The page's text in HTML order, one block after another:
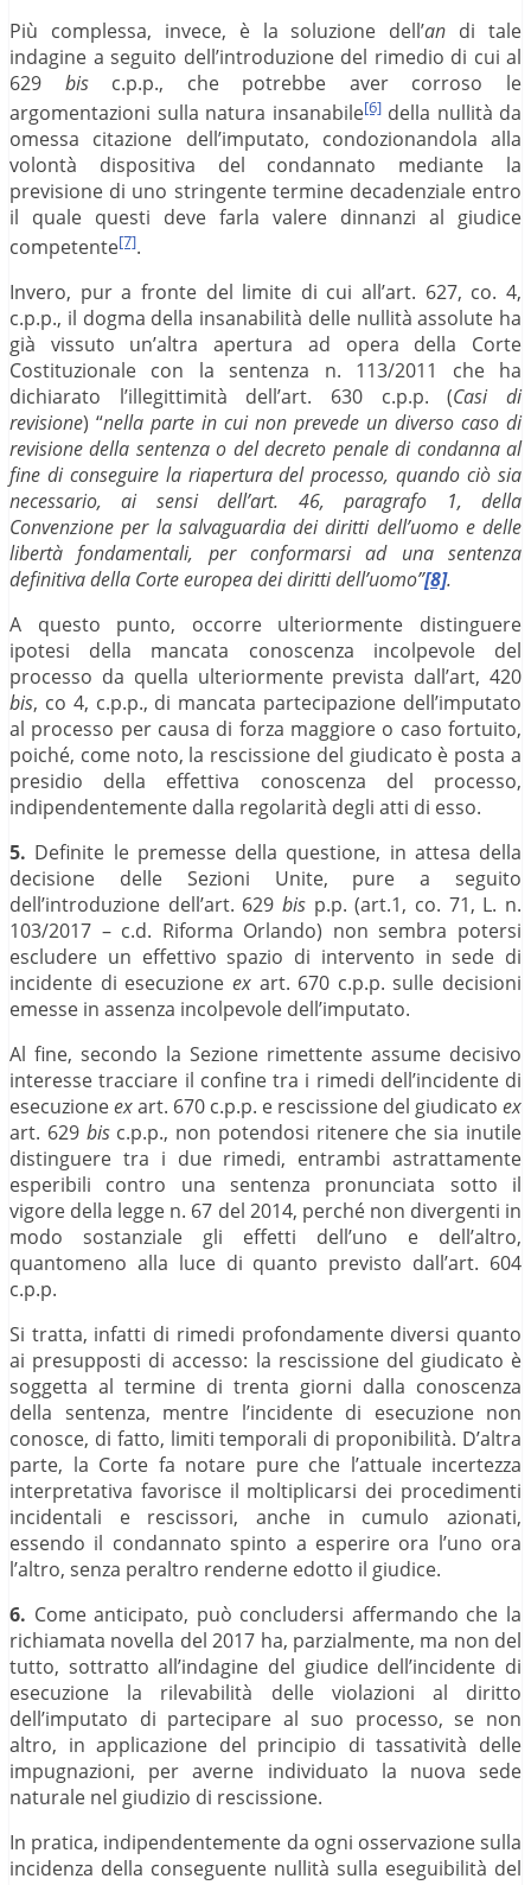
Più complessa, invece, è la soluzione dell’an di tale
indagine a seguito dell’introduzione del rimedio di cui al
629 bis c.p.p., che potrebbe aver corroso le
argomentazioni sulla natura insanabile[6]della nullità da
omessa citazione dell’imputato, condozionandola alla
volontà dispositiva del condannato mediante la
previsione di uno stringente termine decadenziale entro
il quale questi deve farla valere dinnanzi al giudice
competente[7].
Invero, pur a fronte del limite di cui all’art. 627, co. 4,
c.p.p., il dogma della insanabilità delle nullità assolute ha
già vissuto un’altra apertura ad opera della Corte
Costituzionale con la sentenza n. 113/2011 che ha
dichiarato l’illegittimità dell’art. 630 c.p.p. (Casi di
revisione) “nella parte in cui non prevede un diverso caso di
revisione della sentenza o del decreto penale di condanna al
fine di conseguire la riapertura del processo, quando ciò sia
necessario, ai sensi dell’art. 46, paragrafo 1, della
Convenzione per la salvaguardia dei diritti dell’uomo e delle
libertà fondamentali, per conformarsi ad una sentenza
definitiva della Corte europea dei diritti dell’uomo”[8].
A questo punto, occorre ulteriormente distinguere
ipotesi della mancata conoscenza incolpevole del
processo da quella ulteriormente prevista dall’art, 420
bis, co 4, c.p.p., di mancata partecipazione dell’imputato
al processo per causa di forza maggiore o caso fortuito,
poiché, come noto, la rescissione del giudicato è posta a
presidio della effettiva conoscenza del processo,
indipendentemente dalla regolarità degli atti di esso.
5. Definite le premesse della questione, in attesa della
decisione delle Sezioni Unite, pure a seguito
dell’introduzione dell’art. 629 bis p.p. (art.1, co. 71, L. n.
103/2017 – c.d. Riforma Orlando) non sembra potersi
escludere un effettivo spazio di intervento in sede di
incidente di esecuzione ex art. 670 c.p.p. sulle decisioni
emesse in assenza incolpevole dell’imputato.
Al fine, secondo la Sezione rimettente assume decisivo
interesse tracciare il confine tra i rimedi dell’incidente di
esecuzioneexart. 670 c.p.p. e rescissione del giudicato ex
art. 629 bisc.p.p., non potendosi ritenere che sia inutile
distinguere tra i due rimedi, entrambi astrattamente
esperibili contro una sentenza pronunciata sotto il
vigore della legge n. 67 del 2014, perché non divergenti in
modo sostanziale gli effetti dell’uno e dell’altro,
quantomeno alla luce di quanto previsto dall’art. 604
c.p.p.
Si tratta, infatti di rimedi profondamente diversi quanto
ai presupposti di accesso: la rescissione del giudicato è
soggetta al termine di trenta giorni dalla conoscenza
della sentenza, mentre l’incidente di esecuzione non
conosce, di fatto, limiti temporali di proponibilità. D’altra
parte, la Corte fa notare pure che l’attuale incertezza
interpretativa favorisce il moltiplicarsi dei procedimenti
incidentali e rescissori, anche in cumulo azionati,
essendo il condannato spinto a esperire ora l’uno ora
l’altro, senza peraltro renderne edotto il giudice.
6. Come anticipato, può concludersi affermando che la
richiamata novella del 2017 ha, parzialmente, ma non del
tutto, sottratto all’indagine del giudice dell’incidente di
esecuzione la rilevabilità delle violazioni al diritto
dell’imputato di partecipare al suo processo, se non
altro, in applicazione del principio di tassatività delle
impugnazioni, per averne individuato la nuova sede
naturale nel giudizio di rescissione.
In pratica, indipendentemente da ogni osservazione sulla
incidenza della conseguente nullità sulla eseguibilità del